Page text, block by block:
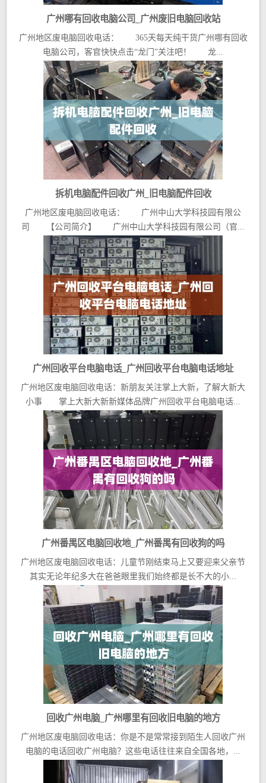
广州哪有回收电脑公司_广州废旧电脑回收站
广州地区废电脑回收电话： 365天每天纯干货广州哪有回收
电脑公司，客官快快点击“龙门”关注吧！ 龙...
拆机电脑配件回收广州_旧电脑配件回收
广州地区废电脑回收电话： 广州中山大学科技园有限公
司 【公司简介】 广州中山大学科技园有限公司（官...
广州回收平台电脑电话_广州回收平台电脑电话地址
广州地区废电脑回收电话：新朋友关注掌上大新，了解大新大
小事 掌上大新大新新媒体品牌广州回收平台电脑电话...
广州番禺区电脑回收地_广州番禺有回收狗的吗
广州地区废电脑回收电话：儿童节刚结束马上又要迎来父亲节
其实无论年纪多大在爸爸眼里我们始终都是长不大的小...
回收广州电脑_广州哪里有回收旧电脑的地方
广州地区废电脑回收电话：你是不是常常接到陌生人回收广州
电脑的电话回收广州电脑？这些电话往往来自全国各地，...